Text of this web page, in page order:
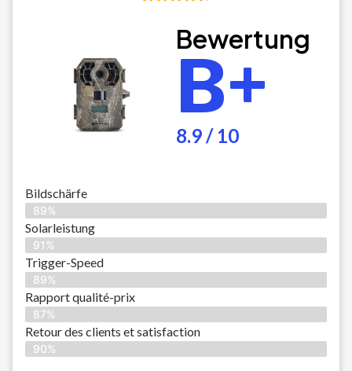
Bewertung
B+
8.9 / 10
Bildschärfe
89%
Solarleistung
91%
Trigger-Speed
89%
Rapport qualité-prix
87%
Retour des clients et satisfaction
90%